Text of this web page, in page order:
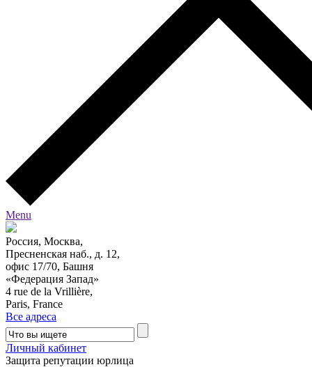
Menu
Россия, Москва,
Пресненская наб., д. 12,
офис 17/70, Башня
«Федерация Запад»
4 rue de la Vrillière,
Paris, France
Все адреса
Личный кабинет
Защита репутации юрлица